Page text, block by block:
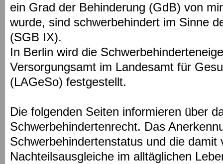
ein Grad der Behinderung (GdB) von
wurde, sind schwerbehindert im Sinne
(SGB IX).
In Berlin wird die
Versorgungsamt im Landesamt für
(LAGeSo) festgestellt.
Die folgenden Seiten informieren über
Schwerbehindertenrecht. Das
Schwerbehindertenstatus und die damit
Nachteilsausgleiche im alltäglichen